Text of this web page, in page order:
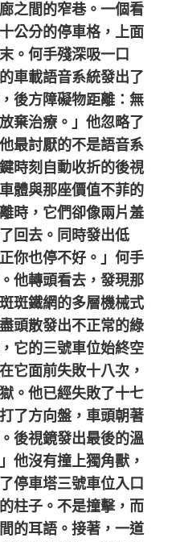
之間的窄巷。一個看
公分的停車格，上面
。何手殘深吸一口
車載語音系統發出了
後方障礙物距離：無
棄治療。」他忽略了
最討厭的不是語音系
時刻自動收折的後視
體與那座價值不菲的
時，它們卻像兩片羞
回去。同時發出低
你也停不好。」何手
他轉頭看去，發現那
斑鐵網的多層機械式
頭散發出不正常的綠
它的三號車位始終空
它面前失敗十八次，
。他已經失敗了十七
了方向盤，車頭朝著
後視鏡發出最後的溫
他沒有撞上獨角獸，
停車塔三號車位入口
柱子。不是撞擊，而
的耳語。接著，一道